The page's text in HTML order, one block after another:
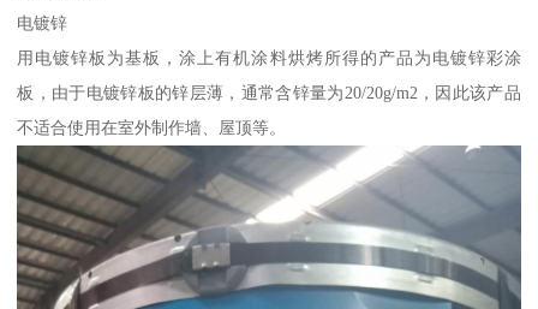
电镀锌
用电镀锌板为基板，涂上有机涂料烘烤所得的产品为电镀锌彩涂
板，由于电镀锌板的锌层薄，通常含锌量为20/20g/m2，因此该产品
不适合使用在室外制作墙、屋顶等。